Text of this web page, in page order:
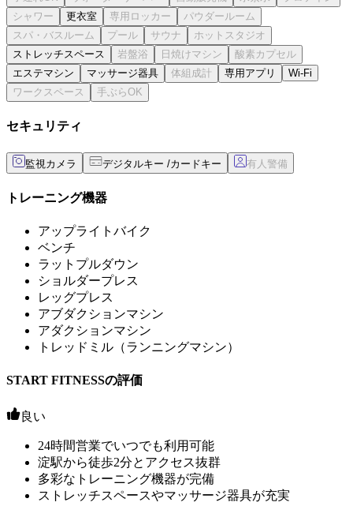
更衣室
ストレッチスペース
エステマシン
マッサージ器具 専用アプリ Wi-Fi
セキュリティ
監視カメラ デジタルキー /カードキー
トレーニング機器
アップライトバイク
ベンチ
ラットプルダウン
ショルダープレス
レッグプレス
アブダクションマシン
アダクションマシン
トレッドミル（ランニングマシン）
START FITNESSの評価
良い
24時間営業でいつでも利用可能
淀駅から徒歩2分とアクセス抜群
多彩なトレーニング機器が完備
ストレッチスペースやマッサージ器具が充実